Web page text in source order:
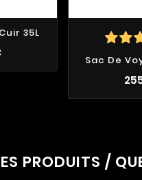
35L
Sac De
PRODUITS /